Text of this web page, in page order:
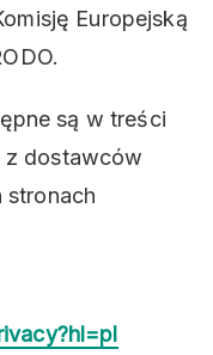
Europejską
są w treści
dostawców
stronach